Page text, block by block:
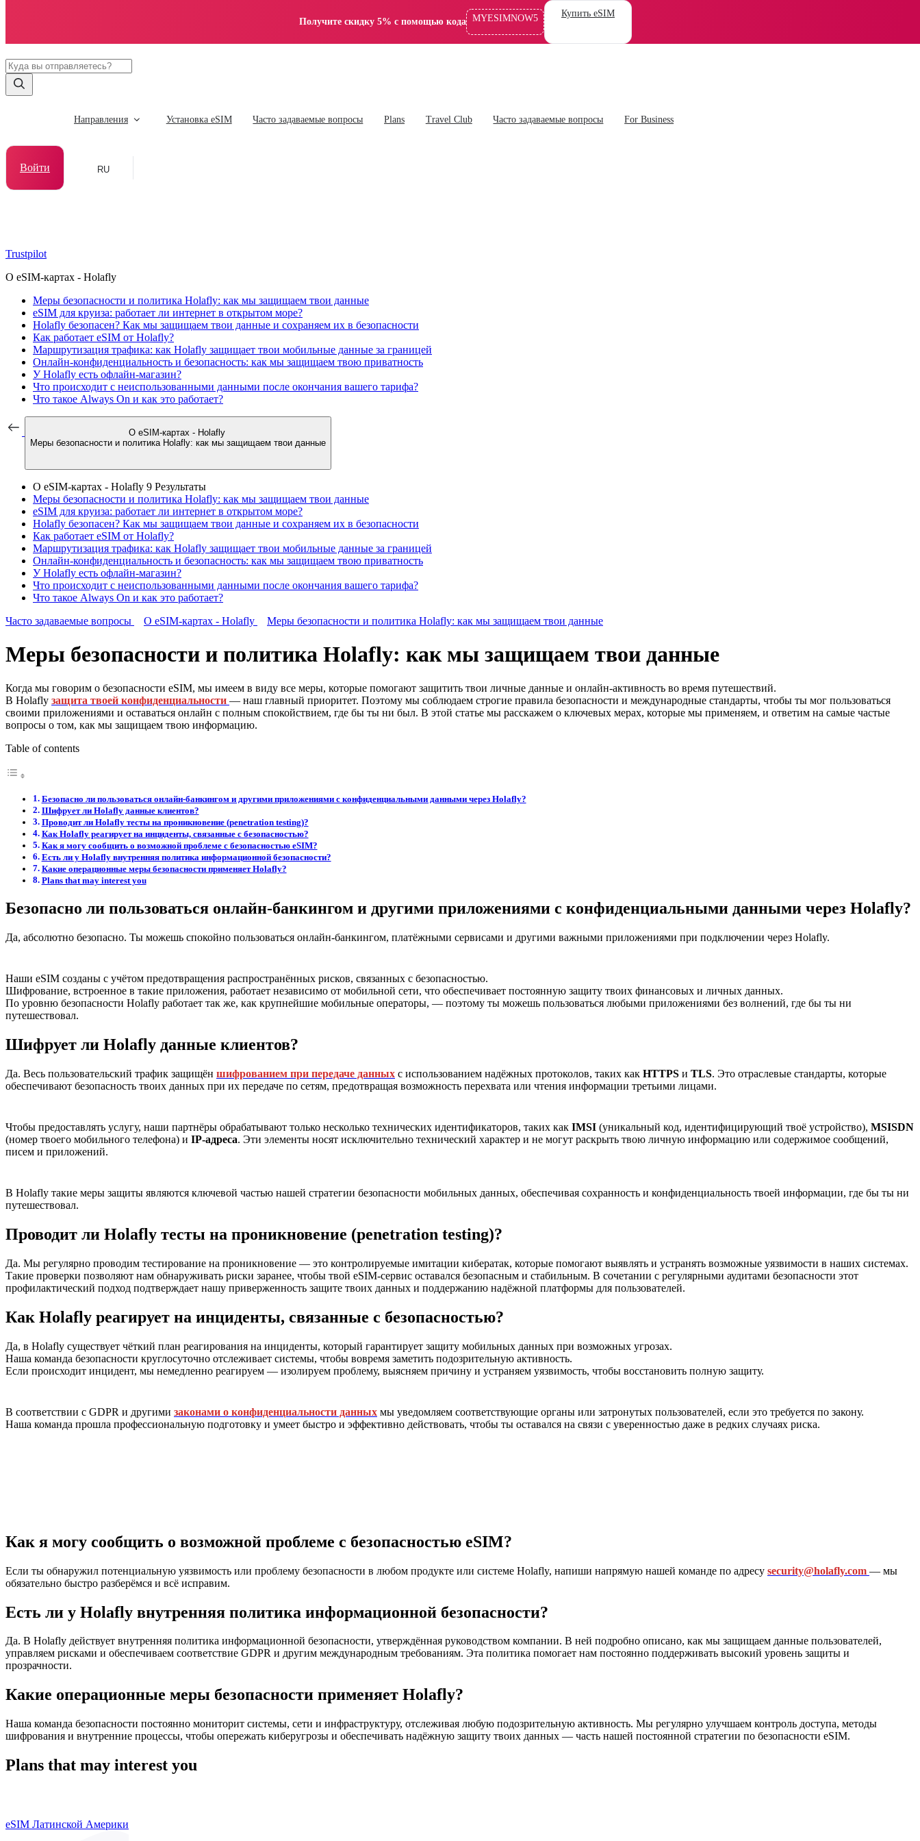
Получите скидку 5% с помощью кода MYESIMNOW5 Купить eSIM
Направления Установка eSIM Часто задаваемые вопросы Plans Travel Club Часто задаваемые вопросы For Business
Войти RU
Trustpilot
О eSIM-картах - Holafly
Меры безопасности и политика Holafly: как мы защищаем твои данные
eSIM для круиза: работает ли интернет в открытом море?
Holafly безопасен? Как мы защищаем твои данные и сохраняем их в безопасности
Как работает eSIM от Holafly?
Маршрутизация трафика: как Holafly защищает твои мобильные данные за границей
Онлайн-конфиденциальность и безопасность: как мы защищаем твою приватность
У Holafly есть офлайн-магазин?
Что происходит с неиспользованными данными после окончания вашего тарифа?
Что такое Always On и как это работает?
О eSIM-картах - Holafly
Меры безопасности и политика Holafly: как мы защищаем твои данные
О eSIM-картах - Holafly 9 Результаты
Меры безопасности и политика Holafly: как мы защищаем твои данные
eSIM для круиза: работает ли интернет в открытом море?
Holafly безопасен? Как мы защищаем твои данные и сохраняем их в безопасности
Как работает eSIM от Holafly?
Маршрутизация трафика: как Holafly защищает твои мобильные данные за границей
Онлайн-конфиденциальность и безопасность: как мы защищаем твою приватность
У Holafly есть офлайн-магазин?
Что происходит с неиспользованными данными после окончания вашего тарифа?
Что такое Always On и как это работает?
Часто задаваемые вопросы
О eSIM-картах - Holafly Меры безопасности и политика Holafly: как мы защищаем твои данные
Меры безопасности и политика Holafly: как мы защищаем твои данные
Когда мы говорим о безопасности eSIM, мы имеем в виду все меры, которые помогают защитить твои личные данные и онлайн-активность во время путешествий.
В Holafly защита твоей конфиденциальности — наш главный приоритет. Поэтому мы соблюдаем строгие правила безопасности и международные стандарты, чтобы ты мог пользоваться
своими приложениями и оставаться онлайн с полным спокойствием, где бы ты ни был. В этой статье мы расскажем о ключевых мерах, которые мы применяем, и ответим на самые частые
вопросы о том, как мы защищаем твою информацию.
Table of contents
Безопасно ли пользоваться онлайн-банкингом и другими приложениями с конфиденциальными данными через Holafly?
Шифрует ли Holafly данные клиентов?
Проводит ли Holafly тесты на проникновение (penetration testing)?
Как Holafly реагирует на инциденты, связанные с безопасностью?
Как я могу сообщить о возможной проблеме с безопасностью eSIM?
Есть ли у Holafly внутренняя политика информационной безопасности?
Какие операционные меры безопасности применяет Holafly?
Plans that may interest you
Безопасно ли пользоваться онлайн-банкингом и другими приложениями с конфиденциальными данными через Holafly?
Да, абсолютно безопасно. Ты можешь спокойно пользоваться онлайн-банкингом, платёжными сервисами и другими важными приложениями при подключении через Holafly.
Наши eSIM созданы с учётом предотвращения распространённых рисков, связанных с безопасностью.
Шифрование, встроенное в такие приложения, работает независимо от мобильной сети, что обеспечивает постоянную защиту твоих финансовых и личных данных.
По уровню безопасности Holafly работает так же, как крупнейшие мобильные операторы, — поэтому ты можешь пользоваться любыми приложениями без волнений, где бы ты ни
путешествовал.
Шифрует ли Holafly данные клиентов?
Да. Весь пользовательский трафик защищён шифрованием при передаче данных с использованием надёжных протоколов, таких как HTTPS и TLS. Это отраслевые стандарты, которые
обеспечивают безопасность твоих данных при их передаче по сетям, предотвращая возможность перехвата или чтения информации третьими лицами.
Чтобы предоставлять услугу, наши партнёры обрабатывают только несколько технических идентификаторов, таких как IMSI (уникальный код, идентифицирующий твоё устройство), MSISDN
(номер твоего мобильного телефона) и IP-адреса. Эти элементы носят исключительно технический характер и не могут раскрыть твою личную информацию или содержимое сообщений,
писем и приложений.
В Holafly такие меры защиты являются ключевой частью нашей стратегии безопасности мобильных данных, обеспечивая сохранность и конфиденциальность твоей информации, где бы ты ни
путешествовал.
Проводит ли Holafly тесты на проникновение (penetration testing)?
Да. Мы регулярно проводим тестирование на проникновение — это контролируемые имитации кибератак, которые помогают выявлять и устранять возможные уязвимости в наших системах.
Такие проверки позволяют нам обнаруживать риски заранее, чтобы твой eSIM-сервис оставался безопасным и стабильным. В сочетании с регулярными аудитами безопасности этот
профилактический подход подтверждает нашу приверженность защите твоих данных и поддержанию надёжной платформы для пользователей.
Как Holafly реагирует на инциденты, связанные с безопасностью?
Да, в Holafly существует чёткий план реагирования на инциденты, который гарантирует защиту мобильных данных при возможных угрозах.
Наша команда безопасности круглосуточно отслеживает системы, чтобы вовремя заметить подозрительную активность.
Если происходит инцидент, мы немедленно реагируем — изолируем проблему, выясняем причину и устраняем уязвимость, чтобы восстановить полную защиту.
В соответствии с GDPR и другими законами о конфиденциальности данных мы уведомляем соответствующие органы или затронутых пользователей, если это требуется по закону.
Наша команда прошла профессиональную подготовку и умеет быстро и эффективно действовать, чтобы ты оставался на связи с уверенностью даже в редких случаях риска.
Как я могу сообщить о возможной проблеме с безопасностью eSIM?
Если ты обнаружил потенциальную уязвимость или проблему безопасности в любом продукте или системе Holafly, напиши напрямую нашей команде по адресу security@holafly.com — мы
обязательно быстро разберёмся и всё исправим.
Есть ли у Holafly внутренняя политика информационной безопасности?
Да. В Holafly действует внутренняя политика информационной безопасности, утверждённая руководством компании. В ней подробно описано, как мы защищаем данные пользователей,
управляем рисками и обеспечиваем соответствие GDPR и другим международным требованиям. Эта политика помогает нам постоянно поддерживать высокий уровень защиты и
прозрачности.
Какие операционные меры безопасности применяет Holafly?
Наша команда безопасности постоянно мониторит системы, сети и инфраструктуру, отслеживая любую подозрительную активность. Мы регулярно улучшаем контроль доступа, методы
шифрования и внутренние процессы, чтобы опережать киберугрозы и обеспечивать надёжную защиту твоих данных — часть нашей постоянной стратегии по безопасности eSIM.
Plans that may interest you
eSIM Латинской Америки